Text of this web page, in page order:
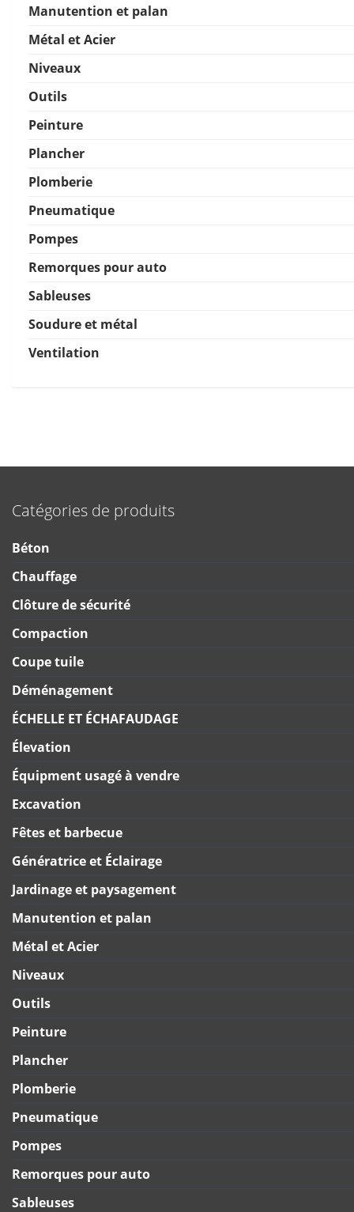
Manutention et palan
Métal et Acier
Niveaux
Outils
Peinture
Plancher
Plomberie
Pneumatique
Pompes
Remorques pour auto
Sableuses
Soudure et métal
Ventilation
Catégories de produits
Béton
Chauffage
Clôture de sécurité
Compaction
Coupe tuile
Déménagement
ÉCHELLE ET ÉCHAFAUDAGE
Élevation
Équipment usagé à vendre
Excavation
Fêtes et barbecue
Génératrice et Éclairage
Jardinage et paysagement
Manutention et palan
Métal et Acier
Niveaux
Outils
Peinture
Plancher
Plomberie
Pneumatique
Pompes
Remorques pour auto
Sableuses